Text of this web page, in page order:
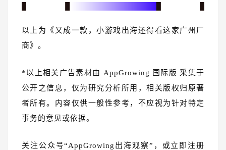
以上为《又成一款，小游戏出海还得看这家广州厂
商》。
*以上相关广告素材由 AppGrowing 国际版 采集于
公开之信息，仅为研究分析所用，相关版权归原著
者所有。内容仅供一般性参考，不应视为针对特定
事务的意见或依据。
关注公众号“AppGrowing出海观察”，或立即注册